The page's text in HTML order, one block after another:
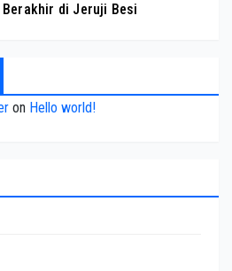
Berakhir di Jeruji Besi
on Hello world!